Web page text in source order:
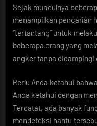
Sejak munculnya
menampilkan pencarian
“tertantang” untuk
beberapa orang yang
angker tanpa didampingi
Perlu Anda ketahui
Anda ketahui dengan
Tercatat, ada banyak
mendeteksi hantu